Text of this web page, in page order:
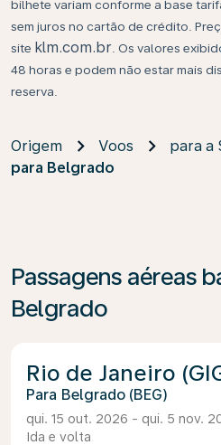
bilhete variam conforme a base
sem juros no cartão de crédito.
site klm.com.br . Os valores
48 horas e podem não estar mais
reserva.
Origem Voos
para a
para Belgrado
Passagens aéreas
Belgrado
Rio de Janeiro
Belgrado (BEG)
qui. 15 out. 2026 - qui. 5 nov.
Ida e volta